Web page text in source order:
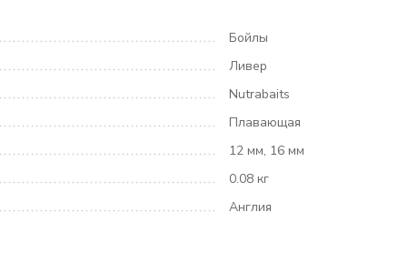
Бойлы
Ливер
Nutrabaits
Плавающая
12 мм, 16 мм
0.08 кг
Англия